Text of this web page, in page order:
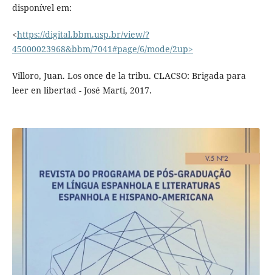
disponível em:
<https://digital.bbm.usp.br/view/?
45000023968&bbm/7041#page/6/mode/2up>
Villoro, Juan. Los once de la tribu. CLACSO: Brigada para
leer en libertad - José Martí, 2017.